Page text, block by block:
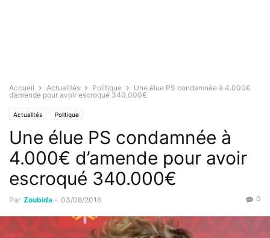
Accueil Actualités Politique
Une élue PS condamnée à 4.000€
d’amende pour avoir escroqué 340.000€
Actualités Politique
Une élue PS condamnée à
4.000€ d’amende pour avoir
escroqué 340.000€
Par Zoubida - 03/08/2016 0